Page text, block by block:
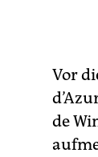
Vor
de